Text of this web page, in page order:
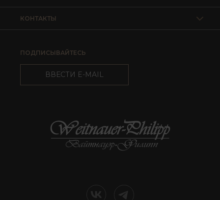
КОНТАКТЫ
ПОДПИСЫВАЙТЕСЬ
ВВЕСТИ E-MAIL